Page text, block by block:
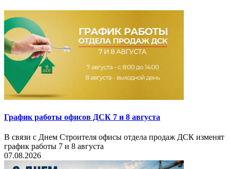
График работы офисов ДСК 7 и 8 августа
В связи с Днем Строителя офисы отдела продаж ДСК изменят
график работы 7 и 8 августа
07.08.2026